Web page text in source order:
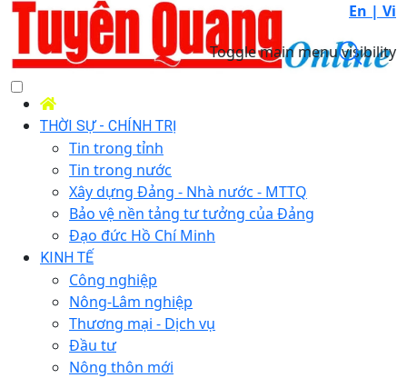
En | Vi
Toggle main menu visibility
THỜI SỰ - CHÍNH TRỊ
Tin trong tỉnh
Tin trong nước
Xây dựng Đảng - Nhà nước - MTTQ
Bảo vệ nền tảng tư tưởng của Đảng
Đạo đức Hồ Chí Minh
KINH TẾ
Công nghiệp
Nông-Lâm nghiệp
Thương mại - Dịch vụ
Đầu tư
Nông thôn mới